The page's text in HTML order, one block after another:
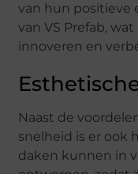
van hun positieve
van VS Prefab,
innoveren en
Naast de
snelheid is er ook
daken kunnen in